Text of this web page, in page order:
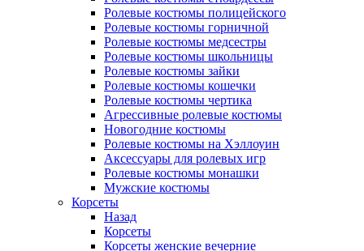
Ролевые костюмы полицейского
Ролевые костюмы горничной
Ролевые костюмы медсестры
Ролевые костюмы школьницы
Ролевые костюмы зайки
Ролевые костюмы кошечки
Ролевые костюмы чертика
Агрессивные ролевые костюмы
Новогодние костюмы
Ролевые костюмы на Хэллоуин
Аксессуары для ролевых игр
Ролевые костюмы монашки
Мужские костюмы
Корсеты
Назад
Корсеты
Корсеты женские вечерние